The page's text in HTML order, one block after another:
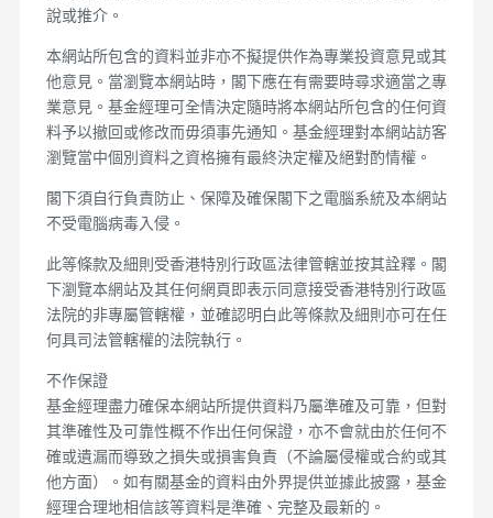
說或推介。
本網站所包含的資料並非亦不擬提供作為專業投資意見或其
他意見。當瀏覽本網站時，閣下應在有需要時尋求適當之專
業意見。基金經理可全情決定隨時將本網站所包含的任何資
料予以撤回或修改而毋須事先通知。基金經理對本網站訪客
瀏覽當中個別資料之資格擁有最終決定權及絕對酌情權。
閣下須自行負責防止、保障及確保閣下之電腦系統及本網站
不受電腦病毒入侵。
此等條款及細則受香港特別行政區法律管轄並按其詮釋。閣
下瀏覽本網站及其任何網頁即表示同意接受香港特別行政區
法院的非專屬管轄權，並確認明白此等條款及細則亦可在任
何具司法管轄權的法院執行。
不作保證
基金經理盡力確保本網站所提供資料乃屬準確及可靠，但對
其準確性及可靠性概不作出任何保證，亦不會就由於任何不
確或遺漏而導致之損失或損害負責（不論屬侵權或合約或其
他方面）。如有關基金的資料由外界提供並據此披露，基金
經理合理地相信該等資料是準確、完整及最新的。